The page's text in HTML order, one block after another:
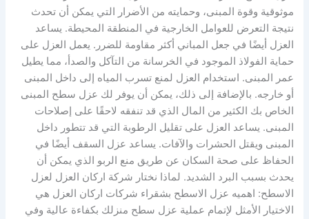
موثوقية وقوة المبنى، وحمايته من الأضرار التي يمكن أن تحدث
نتيجة التعرض للعوامل الخارجية في المنطقة المحيطة. يساعد
العزل أيضًا في جعل المباني أكثر مقاومة للضرر. يعمل العزل على
حماية الفولاذ الموجود في الخرسانة من التآكل والصدأ، مما يطيل
عمر المبنى. استخدام العزل لمنع تسرب المياه إلى داخل المبنى
أو خارجه. بالإضافة إلى ذلك، يمكن أن يوفر لك عزل سطح المبنى
الخاص بك الكثير من المال الذي قد تنفقه لاحقًا على إصلاحات
المبنى. يساعد العزل على تقليل الرطوبة التي قد تتطور داخل
المبنى ويقتل الحشرات والآفات. يساعد عزل السقف أيضًا في
الحفاظ على صحة السكان عن طريق منع الربو الذي يمكن أن
يحدث بسبب البرد الشديد. لماذا نختار شركة اركان العزل لعزل
الاسطح: اهميه عزل الاسطح بشقراء شركات اركان العزل هي
الاختيار الأمثل لإتمام عملية عزل سطح منزلك بكفاءة عالية وفي